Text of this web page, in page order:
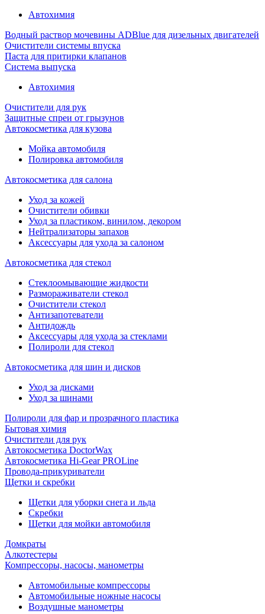
Автохимия
Водный раствор мочевины ADBlue для дизельных двигателей
Очистители системы впуска
Паста для притирки клапанов
Система выпуска
Автохимия
Очистители для рук
Защитные спреи от грызунов
Автокосметика для кузова
Мойка автомобиля
Полировка автомобиля
Автокосметика для салона
Уход за кожей
Очистители обивки
Уход за пластиком, винилом, декором
Нейтрализаторы запахов
Аксессуары для ухода за салоном
Автокосметика для стекол
Стеклоомывающие жидкости
Размораживатели стекол
Очистители стекол
Антизапотеватели
Антидождь
Аксессуары для ухода за стеклами
Полироли для стекол
Автокосметика для шин и дисков
Уход за дисками
Уход за шинами
Полироли для фар и прозрачного пластика
Бытовая химия
Очистители для рук
Автокосметика DoctorWax
Автокосметика Hi-Gear PROLine
Провода-прикуриватели
Щетки и скребки
Щетки для уборки снега и льда
Скребки
Щетки для мойки автомобиля
Домкраты
Алкотестеры
Компрессоры, насосы, манометры
Автомобильные компрессоры
Автомобильные ножные насосы
Воздушные манометры